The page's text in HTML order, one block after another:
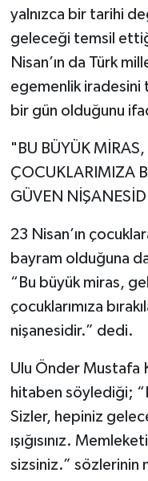
yalnızca bir tarihi
geleceği temsil
Nisan’ın da Türk
egemenlik iradesini
bir gün olduğunu
"BU BÜYÜK
ÇOCUKLARIMIZA
GÜVEN
23 Nisan’ın
bayram olduğuna
“Bu büyük miras,
çocuklarımıza
nişanesidir.” dedi.
Ulu Önder Mustafa
hitaben söylediği;
Sizler, hepiniz
ışığısınız.
sizsiniz.” sözlerinin